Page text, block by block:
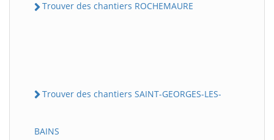
Trouver des chantiers ROCHEMAURE
Trouver des chantiers SAINT-GEORGES-LES-
BAINS